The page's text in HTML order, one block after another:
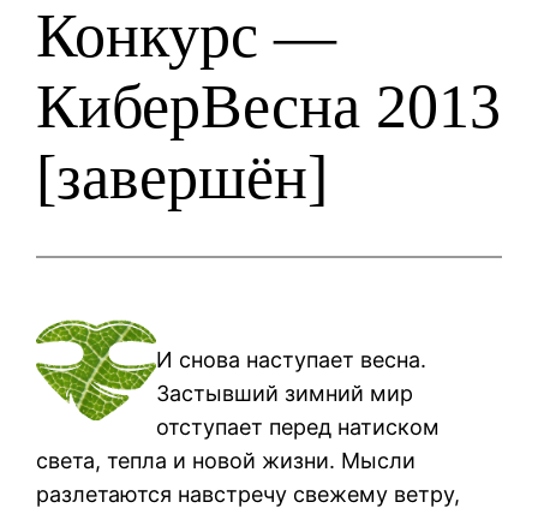
Конкурс —
КиберВесна 2013
[завершён]
И снова наступает весна.
Застывший зимний мир
отступает перед натиском
света, тепла и новой жизни. Мысли
разлетаются навстречу свежему ветру,